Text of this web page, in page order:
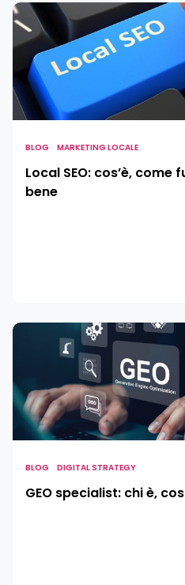
Local
SEO:
cos’è,
come
funziona
e
come
farla
BLOG MARKETING LOCALE
Local SEO: cos’è,
bene
GEO
specialist:
è,
cosa
fa
e
come
BLOG DIGITAL STRATEGY
GEO specialist: chi è,